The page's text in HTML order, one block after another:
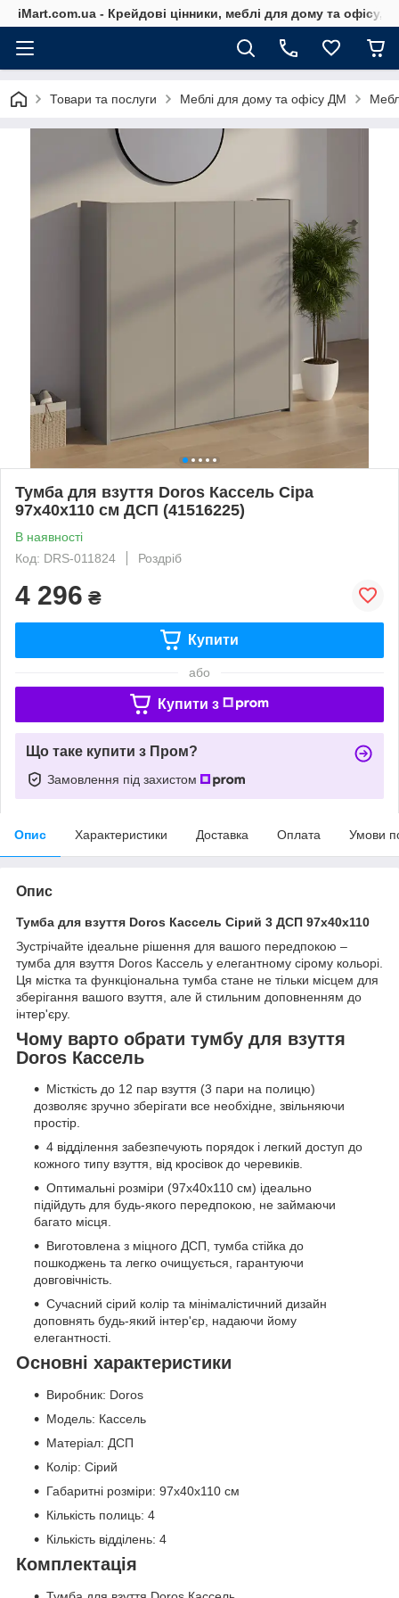
iMart.com.ua - Крейдові цінники, меблі для дому та офісу,
Товари та послуги Меблі для дому та офісу ДМ
Тумба для взуття Doros Кассель Сіра
97х40х110 см ДСП (41516225)
В наявності
Код: DRS-011824
Роздріб
4 296 ₴
Купити
або
Купити з
Що таке купити з Пром?
Замовлення під захистом
Опис Характеристики Доставка Оплата Умови
Опис
Тумба для взуття Doros Кассель Сірий 3 ДСП 97х40х110
Зустрічайте ідеальне рішення для вашого передпокою –
тумба для взуття Doros Кассель у елегантному сірому кольорі.
Ця містка та функціональна тумба стане не тільки місцем для
зберігання вашого взуття, але й стильним доповненням до
інтер'єру.
Чому варто обрати тумбу для взуття
Doros Кассель
Місткість до 12 пар взуття (3 пари на полицю)
дозволяє зручно зберігати все необхідне, звільняючи
простір.
4 відділення забезпечують порядок і легкий доступ до
кожного типу взуття, від кросівок до черевиків.
Оптимальні розміри (97х40х110 см) ідеально
підійдуть для будь-якого передпокою, не займаючи
багато місця.
Виготовлена з міцного ДСП, тумба стійка до
пошкоджень та легко очищується, гарантуючи
довговічність.
Сучасний сірий колір та мінімалістичний дизайн
доповнять будь-який інтер'єр, надаючи йому
елегантності.
Основні характеристики
Виробник: Doros
Модель: Кассель
Матеріал: ДСП
Колір: Сірий
Габаритні розміри: 97х40х110 см
Кількість полиць: 4
Кількість відділень: 4
Комплектація